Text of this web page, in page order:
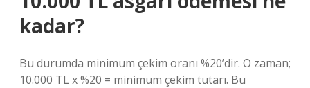
kadar?
Bu durumda minimum çekim oranı %20’dir. O zaman;
10.000 TL x %20 = minimum çekim tutarı. Bu